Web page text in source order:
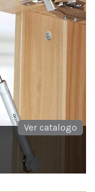
sin manija.
Ver catalogo